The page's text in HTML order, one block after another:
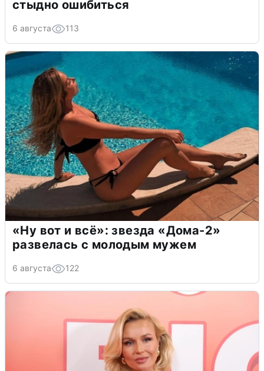
стыдно ошибиться
6 августа 113
«Ну вот и всё»: звезда «Дома-2»
развелась с молодым мужем
6 августа 122